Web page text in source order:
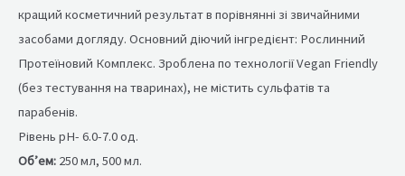
кращий косметичний результат в порівнянні зі звичайними
засобами догляду. Основний діючий інгредієнт: Рослинний
Протеїновий Комплекс. Зроблена по технології Vegan Friendly
(без тестування на тваринах), не містить сульфатів та
парабенів.
Рівень рН- 6.0-7.0 од.
Об’ем: 250 мл, 500 мл.